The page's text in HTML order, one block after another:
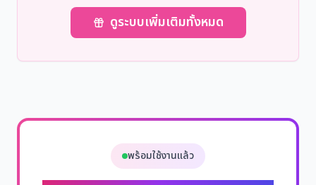
ดูระบบเพิ่มเติมทั้งหมด
พร้อมใช้งานแล้ว